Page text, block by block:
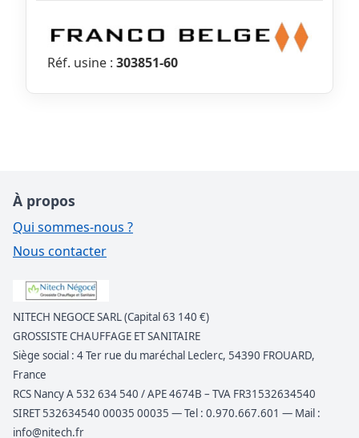
Réf. usine : 303851-60
À propos
Qui sommes-nous ?
Nous contacter
NITECH NEGOCE SARL (Capital 63 140 €)
GROSSISTE CHAUFFAGE ET SANITAIRE
Siège social : 4 Ter rue du maréchal Leclerc, 54390 FROUARD,
France
RCS Nancy A 532 634 540 / APE 4674B – TVA FR31532634540
SIRET 532634540 00035 00035 — Tel : 0.970.667.601 — Mail :
info@nitech.fr